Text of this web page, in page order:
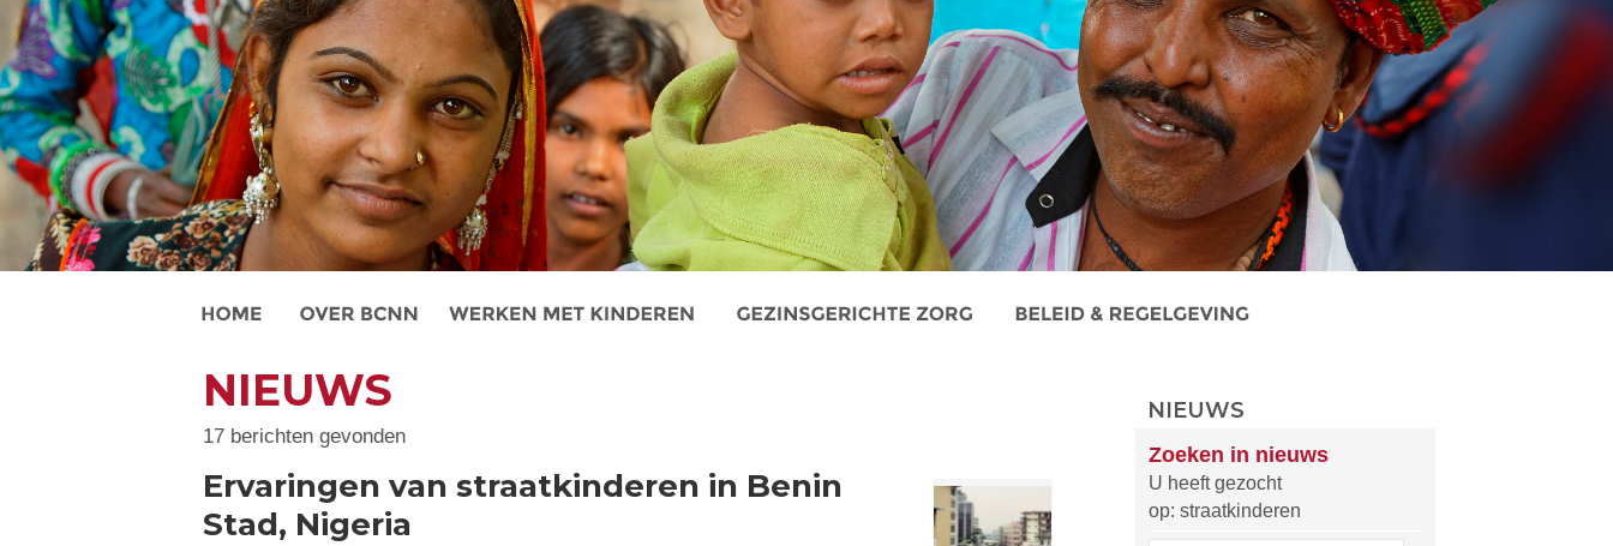
NIEUWS
17 berichten gevonden
Ervaringen van straatkinderen in Benin
Stad, Nigeria
NIEUWS
Zoeken in nieuws
U heeft gezocht
op: straatkinderen